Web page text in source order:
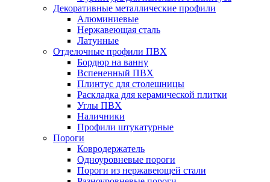
Декоративные металлические профили
Алюминиевые
Нержавеющая сталь
Латунные
Отделочные профили ПВХ
Бордюр на ванну
Вспененный ПВХ
Плинтус для столешницы
Раскладка для керамической плитки
Углы ПВХ
Наличники
Профили штукатурные
Пороги
Ковродержатель
Одноуровневые пороги
Пороги из нержавеющей стали